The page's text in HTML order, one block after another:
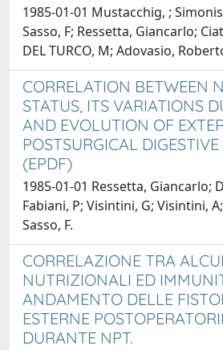
1985-01-01 Mustacchig, ;
Sasso, F; Ressetta, Giancarlo;
DEL TURCO, M; Adovasio,
CORRELATION BETWEEN
STATUS, ITS VARIATIONS
AND EVOLUTION OF
POSTSURGICAL
(EPDF)
1985-01-01 Ressetta, Giancarlo;
Fabiani, P; Visintini, G; Visintini,
Sasso, F.
CORRELAZIONE TRA
NUTRIZIONALI ED
ANDAMENTO DELLE
ESTERNE
DURANTE NPT.